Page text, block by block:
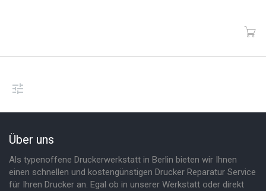
Über uns
Als typenoffene Druckerwerkstatt in Berlin bieten wir Ihnen
einen schnellen und kostengünstigen Drucker Reparatur Service
für Ihren Drucker an. Egal ob in unserer Werkstatt oder direkt